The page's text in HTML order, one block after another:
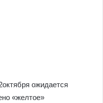
ожидается
«желтое»